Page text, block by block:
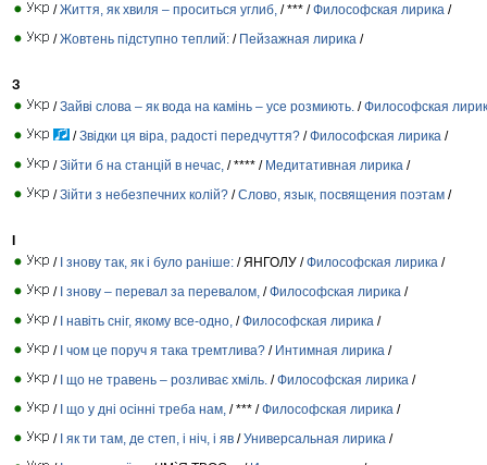
/Життя, як хвиля – проситься углиб, / *** /Философская лирика /
/Жовтень підступно теплий: / Пейзажная лирика /
З
/Зайві слова – як вода на камінь – усе розмиють. /Философская
/Звідки ця віра, радості передчуття? /Философская лирика /
/Зійти б на станцій в нечас, / **** / Медитативная лирика /
/Зійти з небезпечних колій? /Слово, язык, посвящения поэтам /
І
/ І знову так, як і було раніше: / ЯНГОЛУ /Философская лирика /
/ І знову – перевал за перевалом, /Философская лирика /
/ І навіть сніг, якому все-одно, /Философская лирика /
/ І чом це поруч я така тремтлива? / Интимная лирика /
/ І що не травень – розливає хміль. /Философская лирика /
/ І що у дні осінні треба нам, / *** /Философская лирика /
/ І як ти там, де степ, і ніч, і яв /Универсальная лирика /